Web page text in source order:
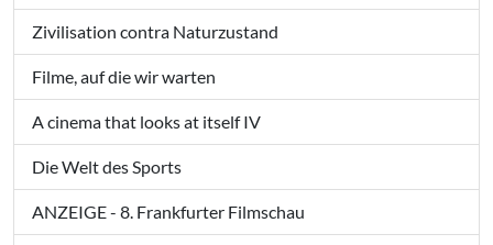
Zivilisation contra Naturzustand
Filme, auf die wir warten
A cinema that looks at itself IV
Die Welt des Sports
ANZEIGE - 8. Frankfurter Filmschau